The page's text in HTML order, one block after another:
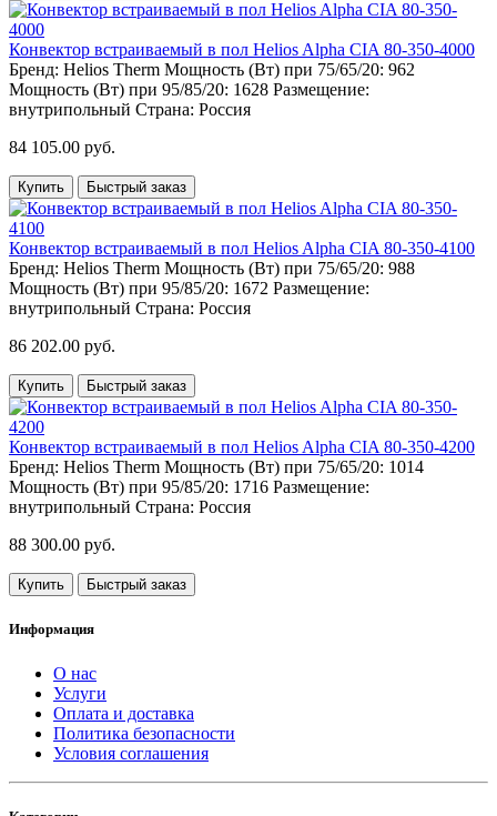
Конвектор встраиваемый в пол Helios Alpha CIA 80-350-4000
Бренд: Helios Therm Мощность (Вт) при 75/65/20: 962
Мощность (Вт) при 95/85/20: 1628 Размещение:
внутрипольный Страна: Россия
84 105.00 руб.
Купить Быстрый заказ
Конвектор встраиваемый в пол Helios Alpha CIA 80-350-4100
Бренд: Helios Therm Мощность (Вт) при 75/65/20: 988
Мощность (Вт) при 95/85/20: 1672 Размещение:
внутрипольный Страна: Россия
86 202.00 руб.
Купить Быстрый заказ
Конвектор встраиваемый в пол Helios Alpha CIA 80-350-4200
Бренд: Helios Therm Мощность (Вт) при 75/65/20: 1014
Мощность (Вт) при 95/85/20: 1716 Размещение:
внутрипольный Страна: Россия
88 300.00 руб.
Купить Быстрый заказ
Информация
О нас
Услуги
Оплата и доставка
Политика безопасности
Условия соглашения